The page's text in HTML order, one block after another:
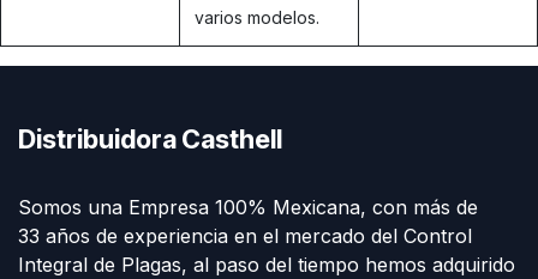
varios modelos.
Distribuidora Casthell
Somos una Empresa 100% Mexicana, con más de
33 años de experiencia en el mercado del Control
Integral de Plagas, al paso del tiempo hemos adquirido